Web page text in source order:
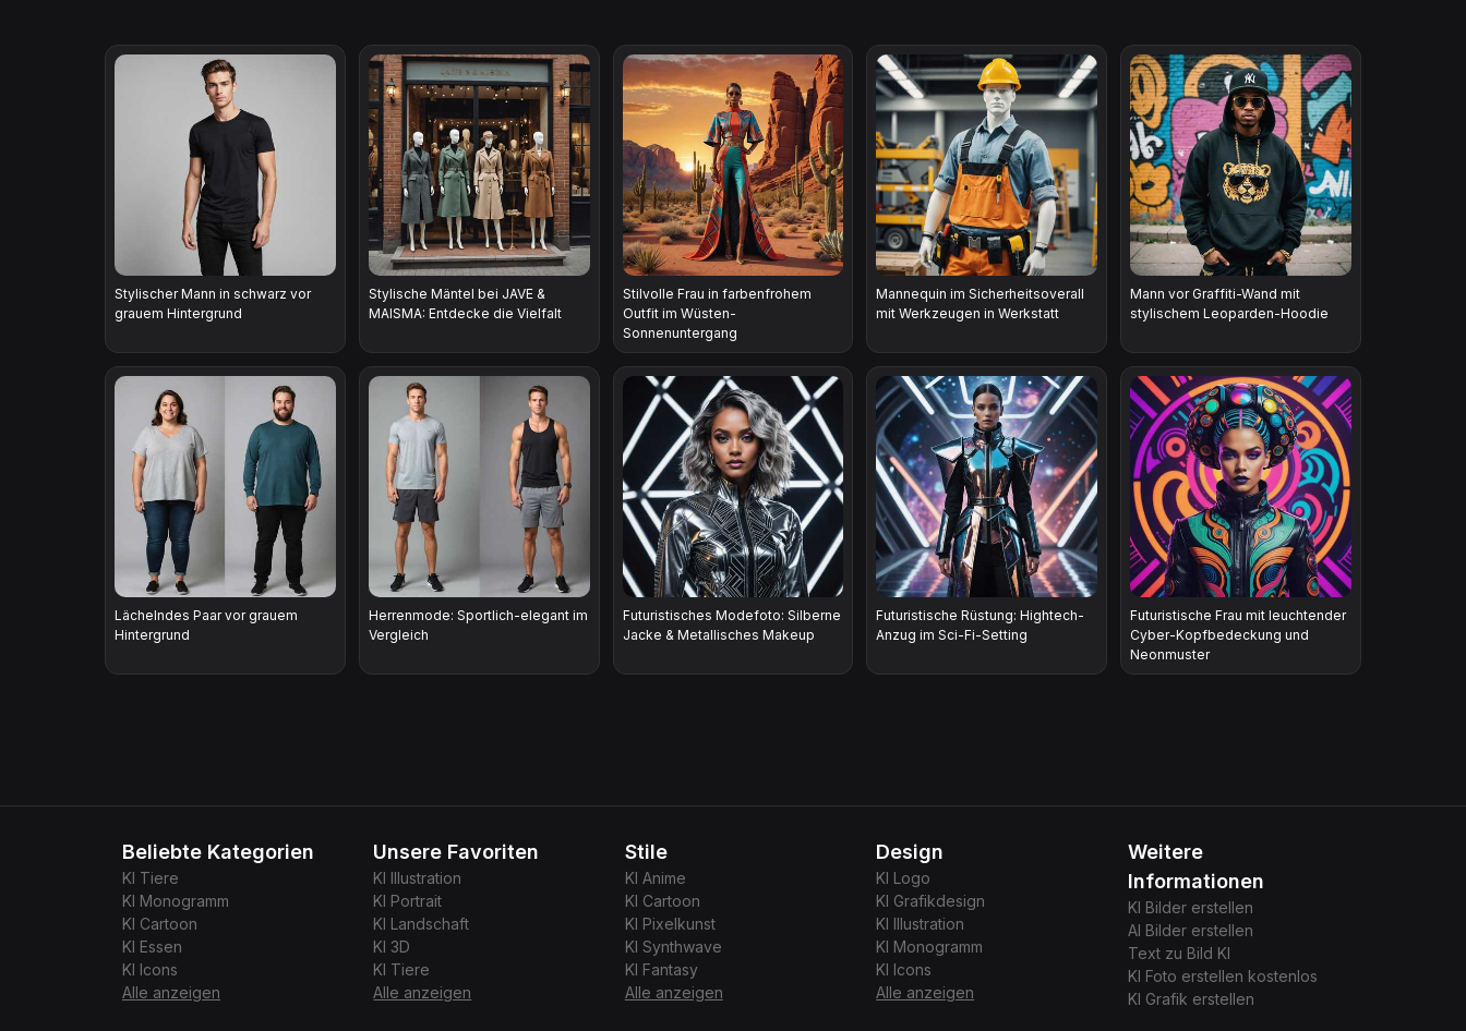
Stylischer Mann in schwarz vor
grauem Hintergrund
Stylische Mäntel bei JAVE &
MAISMA: Entdecke die Vielfalt
Stilvolle Frau in farbenfrohem
Outfit im Wüsten-
Sonnenuntergang
Mannequin im Sicherheitsoverall
mit Werkzeugen in Werkstatt
Mann vor Graffiti-Wand mit
stylischem Leoparden-Hoodie
Lächelndes Paar vor grauem
Hintergrund
Herrenmode: Sportlich-elegant im
Vergleich
Futuristisches Modefoto: Silberne
Jacke & Metallisches Makeup
Futuristische Rüstung: Hightech-
Anzug im Sci-Fi-Setting
Futuristische Frau mit leuchtender
Cyber-Kopfbedeckung und
Neonmuster
Beliebte Kategorien
KI Tiere
KI Monogramm
KI Cartoon
KI Essen
KI Icons
Alle anzeigen
Unsere Favoriten
KI Illustration
KI Portrait
KI Landschaft
KI3D
KI Tiere
Alle anzeigen
Stile
KI Anime
KI Cartoon
KI Pixelkunst
KI Synthwave
KI Fantasy
Alle anzeigen
Design
KI Logo
KI Grafikdesign
KI Illustration
KI Monogramm
KI Icons
Alle anzeigen
Weitere
Informationen
KI Bilder erstellen
AI Bilder erstellen
Text zu Bild KI
KI Foto erstellen kostenlos
KI Grafik erstellen